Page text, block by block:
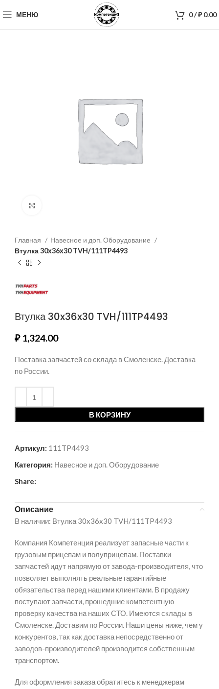
МЕНЮ 0/₽0.00
Главная
Навесное и доп. Оборудование
Втулка 30x36x30 TVH/111TP4493
Втулка 30x36x30 TVH/111TP4493
₽1,324.00
Поставка запчастей со склада в Смоленске. Доставка
по России.
В КОРЗИНУ
Артикул: 111TP4493
Категория: Навесное и доп. Оборудование
Share:
Описание
В наличии: Втулка 30x36x30 TVH/111TP4493
Компания Компетенция реализует запасные части к
грузовым прицепам и полуприцепам. Поставки
запчастей идут напрямую от завода-производителя, что
позволяет выполнять реальные гарантийные
обязательства перед нашими клиентами. В продажу
поступают запчасти, прошедшие компетентную
проверку качества на наших СТО. Имеются склады в
Смоленске. Доставим по России. Наши цены ниже, чем у
конкурентов, так как доставка непосредственно от
заводов-производителей производится собственным
транспортом.
Для оформления заказа обратитесь к менеджерам